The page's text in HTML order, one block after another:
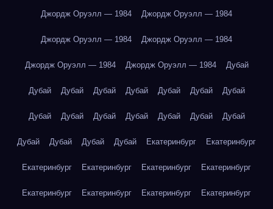
Джордж Оруэлл — 1984 Джордж Оруэлл — 1984
Джордж Оруэлл — 1984 Джордж Оруэлл — 1984
Джордж Оруэлл — 1984 Джордж Оруэлл — 1984 Дубай
Дубай Дубай Дубай Дубай Дубай Дубай Дубай
Дубай Дубай Дубай Дубай Дубай Дубай Дубай
Дубай Дубай Дубай Дубай Екатеринбург Екатеринбург
Екатеринбург Екатеринбург Екатеринбург Екатеринбург
Екатеринбург Екатеринбург Екатеринбург Екатеринбург